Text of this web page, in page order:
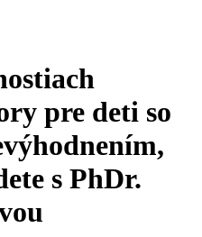
pre deti so
s PhDr.